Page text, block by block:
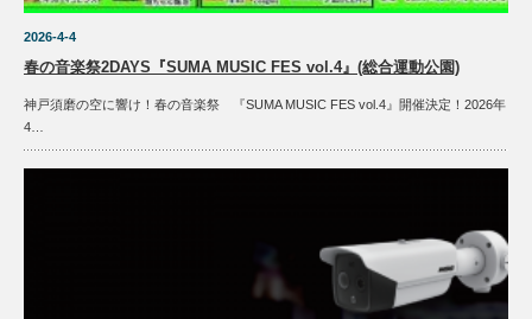
2026-4-4
春の音楽祭2DAYS『SUMA MUSIC FES vol.4』(総合運動公園)
神戸須磨の空に響け！春の音楽祭 『SUMA MUSIC FES vol.4』開催決定！2026年
4…